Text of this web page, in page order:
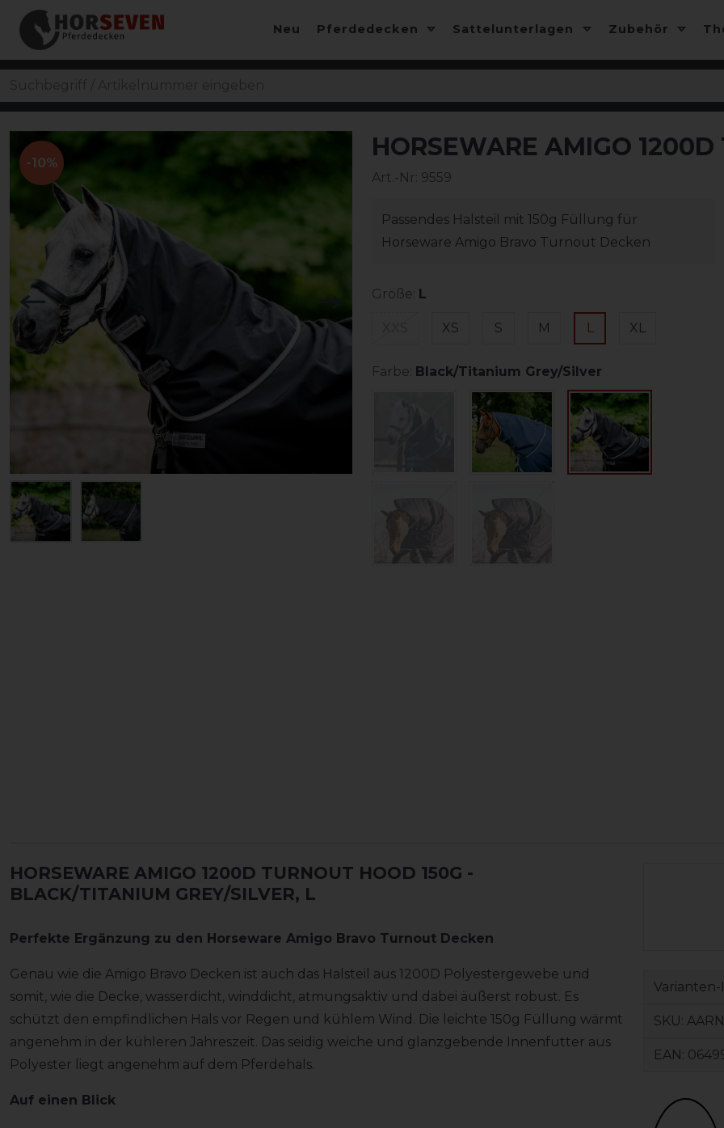
Neu Pferdedecken Sattelunterlagen Zubehör
-10%
HORSEWARE AMIGO
Art.-Nr: 9559
Passendes Halsteil mit 150g Füllung für
Horseware Amigo Bravo Turnout Decken
Größe: L
XS S M L XL
Farbe: Black/Titanium Grey/Silver
HORSEWARE AMIGO 1200D TURNOUT HOOD 150G -
BLACK/TITANIUM GREY/SILVER, L
Perfekte Ergänzung zu den Horseware Amigo Bravo Turnout Decken
Genau wie die Amigo Bravo Decken ist auch das Halsteil aus 1200D Polyestergewebe und
somit, wie die Decke, wasserdicht, winddicht, atmungsaktiv und dabei äußerst robust. Es
schützt den empfindlichen Hals vor Regen und kühlem Wind. Die leichte 150g Füllung wärmt
angenehm in der kühleren Jahreszeit. Das seidig weiche und glanzgebende Innenfutter aus
Polyester liegt angenehm auf dem Pferdehals.
Auf einen Blick
Varianten-
SKU:
EAN: